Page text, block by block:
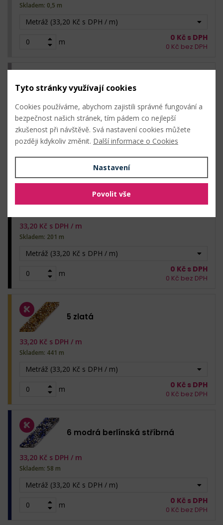
Metráž (33,20 Kč s DPH / m)
m
Skladem: 0,5 m
0 Kč s DPH
0 Kč bez DPH
3 black diamond stříbrná
Metráž (33,20 Kč s DPH / m)
m
33,20Kč s DPH /m
Skladem: 0,5 m
Metráž (33,20 Kč s DPH / m)
m
33,20 Kč s DPH / m
Skladem: 201 m
0 Kč s DPH
0 Kč bez DPH
5 zlatá
Metráž (33,20 Kč s DPH / m)
m
33,20 Kč s DPH / m
Skladem: 441 m
0 Kč s DPH
0 Kč bez DPH
6 modrá berlínská stříbrná
Metráž (33,20 Kč s DPH / m)
m
33,20 Kč s DPH / m
Skladem: 58 m
0 Kč s DPH
0 Kč bez DPH
Tyto stránky využívají cookies
Cookies používáme, abychom zajistili správné fungování a
bezpečnost našich stránek, tím pádem co nejlepší
zkušenost při návštěvě. Svá nastavení cookies můžete
později kdykoliv změnit. Další informace o Cookies
Nastavení
Povolit vše